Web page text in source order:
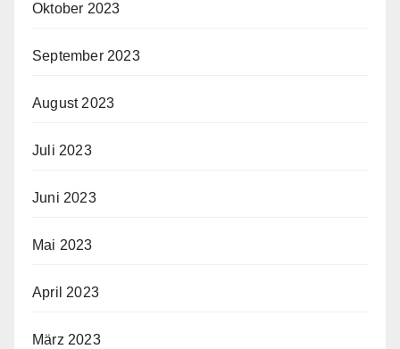
Oktober 2023
September 2023
August 2023
Juli 2023
Juni 2023
Mai 2023
April 2023
März 2023